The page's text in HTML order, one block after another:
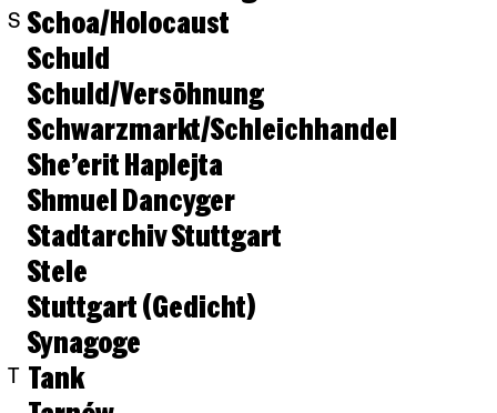
S Schoa/Holocaust
Schuld
Schuld/Versöhnung
Schwarzmarkt/Schleichhandel
She’erit Haplejta
Shmuel Dancyger
Stadtarchiv Stuttgart
Stele
Stuttgart (Gedicht)
Synagoge
T Tank